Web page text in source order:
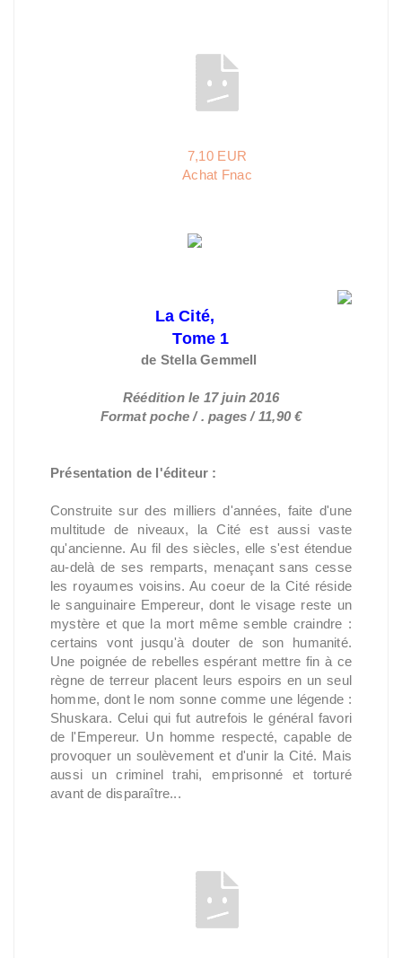
7,10 EUR
Achat Fnac
La Cité,
Tome 1
de StellaGemmell
Réédition le 17 juin 2016
Format poche / . pages / 11,90 €
Présentation de l'éditeur :
Construite sur des milliers d'années, faite d'une
multitude de niveaux, la Cité est aussi vaste
qu'ancienne. Au fil des siècles, elle s'est étendue
au-delà de ses remparts, menaçant sans cesse
les royaumes voisins. Au coeur de la Cité réside
le sanguinaire Empereur, dont le visage reste un
mystère et que la mort même semble craindre :
certains vont jusqu'à douter de son humanité.
Une poignée de rebelles espérant mettre fin à ce
règne de terreur placent leurs espoirs en un seul
homme, dont le nom sonne comme une légende :
Shuskara. Celui qui fut autrefois le général favori
de l'Empereur. Un homme respecté, capable de
provoquer un soulèvement et d'unir la Cité. Mais
aussi un criminel trahi, emprisonné et torturé
avant de disparaître...